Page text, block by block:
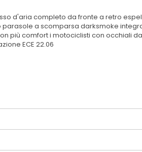
d'aria completo da fronte a retro
parasole a scomparsa darksmoke
più comfort i motociclisti con occhiali
ECE 22.06